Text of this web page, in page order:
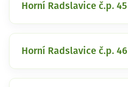
Horní Radslavice č.p. 45
Horní Radslavice č.p. 46